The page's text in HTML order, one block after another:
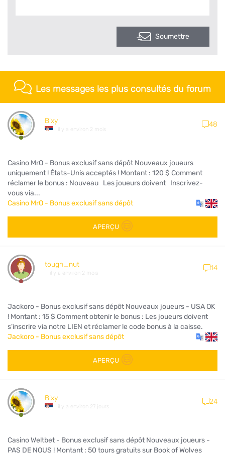
Soumettre
Les messages les plus consultés du forum
Bixy
il y a environ 2 mois
48
Casino MrO - Bonus exclusif sans dépôt Nouveaux joueurs
uniquement ! États-Unis acceptés ! Montant : 120 $ Comment
réclamer le bonus : Nouveau Les joueurs doivent Inscrivez-
vous via...
Casino MrO - Bonus exclusif sans dépôt
APERÇU
tough_nut
il y a environ 2 mois
14
Jackoro - Bonus exclusif sans dépôt Nouveaux joueurs - USA OK
! Montant : 15 $ Comment obtenir le bonus : Les joueurs doivent
s’inscrire via notre LIEN et réclamer le code bonus à la caisse.
Jackoro - Bonus exclusif sans dépôt
APERÇU
Bixy
il y a environ 27 jours
24
Casino Weltbet - Bonus exclusif sans dépôt Nouveaux joueurs -
PAS DE NOUS ! Montant : 50 tours gratuits sur Book of Wolves